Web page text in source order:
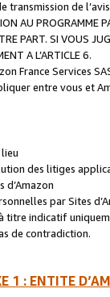
transmission de
AU PROGRAMME
PART. SI VOUS
A L’ARTICLE 6.
France Services
entre vous et
des litiges
d’Amazon
par Sites
titre indicatif
de contradiction.
1 : ENTITE